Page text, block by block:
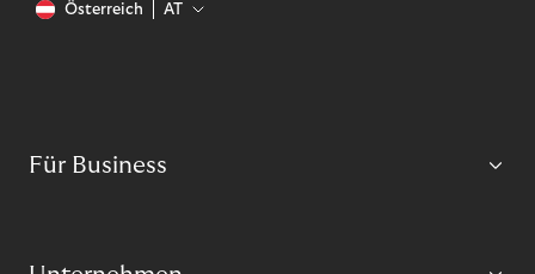
Österreich AT
Für Business